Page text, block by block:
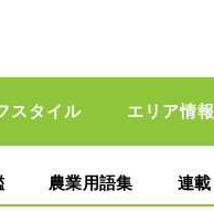
スタイル エリア情報
農業用語集 連載